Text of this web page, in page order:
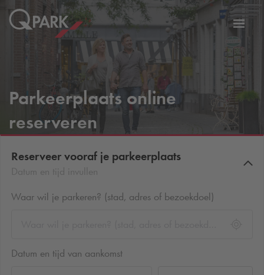
Parkeerplaats online
reserveren
Reserveer vooraf je parkeerplaats
Waar wil je parkeren? (stad, adres of bezoekdoel)
Datum en tijd van aankomst